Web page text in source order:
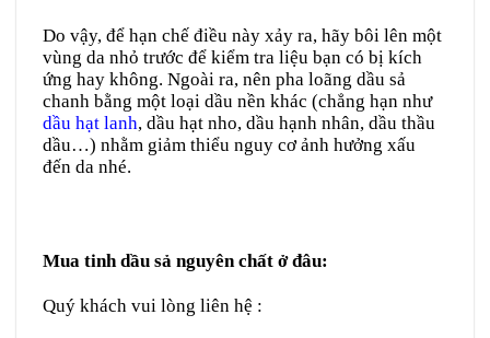
Do vậy, để hạn chế điều này xảy ra, hãy bôi lên một
vùng da nhỏ trước để kiểm tra liệu bạn có bị kích
ứng hay không. Ngoài ra, nên pha loãng dầu sả
chanh bằng một loại dầu nền khác (chẳng hạn như
dầu hạt lanh, dầu hạt nho, dầu hạnh nhân, dầu thầu
dầu…) nhằm giảm thiểu nguy cơ ảnh hưởng xấu
đến da nhé.
Mua tinh dầu sả nguyên chất ở đâu:
Quý khách vui lòng liên hệ :